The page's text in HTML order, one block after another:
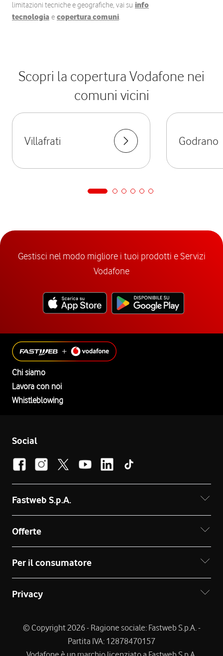
limitazioni tecniche e geografiche, vai su info
tecnologia e copertura comuni.
Scopri la copertura Vodafone nei
comuni vicini
Villafrati Godrano
Gestisci nel modo migliore i tuoi prodotti e Servizi
Vodafone
Chi siamo
Lavora con noi
Whistleblowing
Social
Fastweb S.p.A.
Offerte
Per il consumatore
Privacy
© Copyright 2026 - Ragione sociale: Fastweb S.p.A. -
Partita IVA: 12878470157